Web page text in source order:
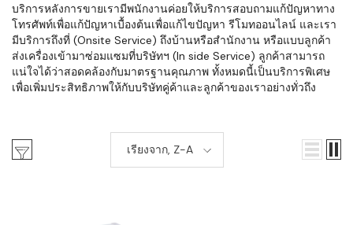
บริการหลังการขายเรามีพนักงานค่อยให้บริการสอบถามแก้ปัญหาทาง
โทรศัพท์เพื่อแก้ปัญหาเบื้องต้นเพื่อแก้ไขปัญหา รีโมทออนไลน์ และเรา
มีบริการถึงที่ (Onsite Service) ถึงบ้านหรือสำนักงาน หรือแบบลูกค้า
ส่งเครื่องเข้ามาซ่อมแซมที่บริษัทฯ (In side Service) ลูกค้าสามารถ
แน่ใจได้ว่าสอดคล้องกับมาตรฐานคุณภาพ ทั้งหมดนี้เป็นบริการพิเศษ
เพื่อเพิ่มประสิทธิภาพให้กับบริษัทคู่ค้าและลูกค้าของเราอย่างทั่วถึง
เรียงจาก, Z-A